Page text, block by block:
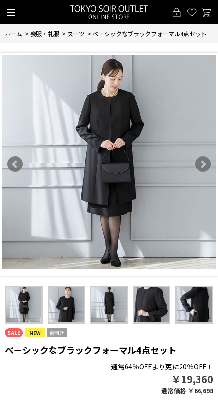
ホーム > 喪服・礼服 > スーツ > ベーシックなブラックフォーマル4点セット
ベーシックなブラックフォーマル4点セット
通常64％OFFより更に20％OFF！
￥19,360
通常価格￥66,698